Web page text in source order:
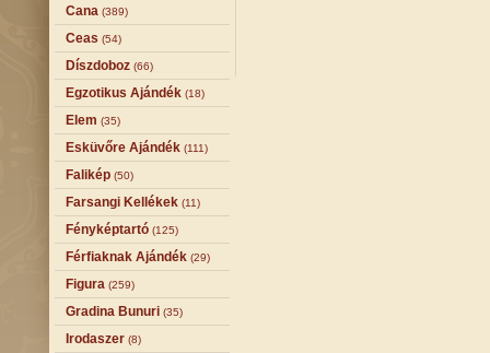
Cana (389)
Ceas (54)
Díszdoboz (66)
Egzotikus Ajándék (18)
Elem (35)
Esküvőre Ajándék (111)
Falikép (50)
Farsangi Kellékek (11)
Fényképtartó (125)
Férfiaknak Ajándék (29)
Figura (259)
Gradina Bunuri (35)
Irodaszer (8)